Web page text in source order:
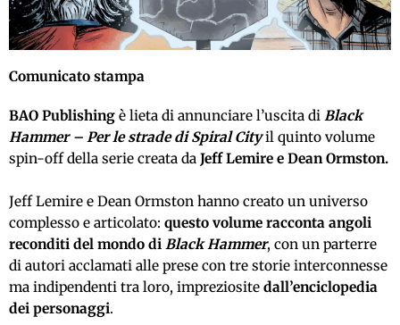
Comunicato stampa
BAO Publishing è lieta di annunciare l’uscita di Black
Hammer – Per le strade di Spiral City il quinto volume
spin-off della serie creata da Jeff Lemire e Dean Ormston.
Jeff Lemire e Dean Ormston hanno creato un universo
complesso e articolato: questo volume racconta angoli
reconditi del mondo di Black Hammer, con un parterre
di autori acclamati alle prese con tre storie interconnesse
ma indipendenti tra loro, impreziosite dall’enciclopedia
dei personaggi.